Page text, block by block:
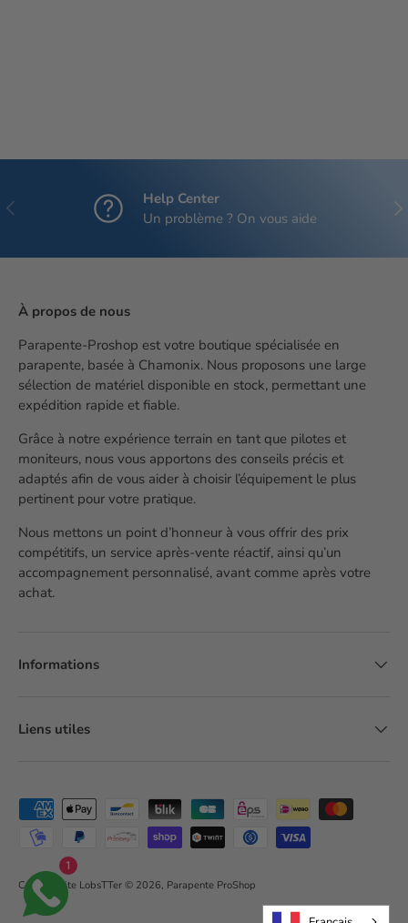
1
Précédent
Help Center
Un problème ? On vous aide
À propos de nous
Parapente-Proshop est votre boutique spécialisée en
parapente, basée à Chamonix. Nous proposons une large
sélection de matériel disponible en stock, permettant une
expédition rapide et fiable.
Grâce à notre expérience terrain en tant que pilotes et
moniteurs, nous vous apportons des conseils précis et
adaptés afin de vous aider à choisir l’équipement le plus
pertinent pour votre pratique.
Nous mettons un point d’honneur à vous offrir des prix
compétitifs, un service après-vente réactif, ainsi qu’un
accompagnement personnalisé, avant comme après votre
achat.
Informations
Liens utiles
Moyens de paiement acceptés
Création site LobsTTer © 2026, Parapente ProShop